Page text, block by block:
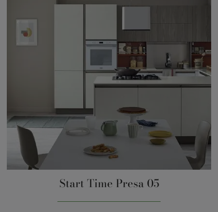
Start Time Presa 05